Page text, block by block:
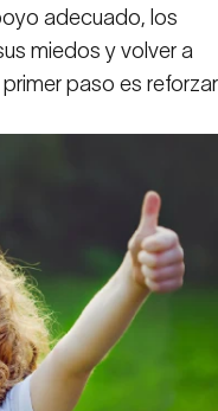
adecuado, los
miedos y volver a
paso es reforzar